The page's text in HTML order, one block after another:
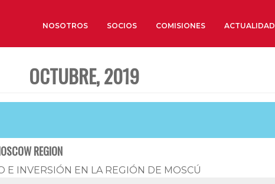
NOSOTROS
Organizaciones sectoriales
SOCIOS COMISIONES ACTUALIDAD
OCTUBRE, 2019
REGION
E INVERSIÓN EN LA REGIÓN DE MOSCÚ